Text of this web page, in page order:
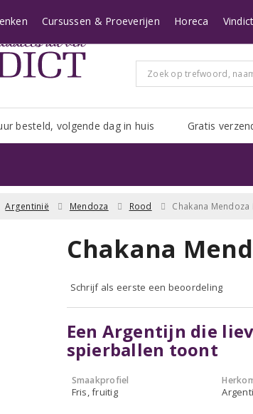
besteld, volgende dag in huis Gratis
Cursussen & Proeverijen Horeca
Argentinië Mendoza Rood Chakana
Chakana
Schrijf als eerste een beoordeling
Een Argentijn die
spierballen toont
Smaakprofiel
Fris, fruitig